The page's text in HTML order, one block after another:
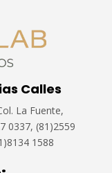
Calles
La Fuente,
0337, (81)2559
1588